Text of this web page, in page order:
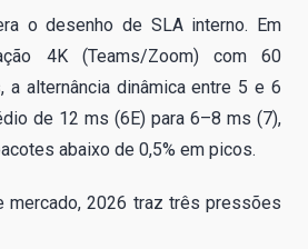
o desenho de SLA interno. Em
4K (Teams/Zoom) com 60
a alternância dinâmica entre 5 e 6
de 12 ms (6E) para 6–8 ms (7),
abaixo de 0,5% em picos.
mercado, 2026 traz três pressões